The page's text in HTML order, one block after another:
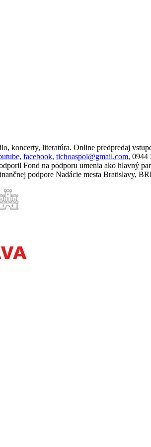
koncerty, literatúra. Online predpredaj
, facebook, tichoaspol@gmail.com, 0944
Fond na podporu umenia ako hlavný
podpore Nadácie mesta Bratislavy,